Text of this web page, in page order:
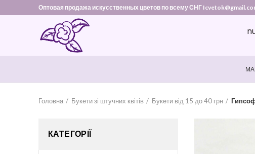
Оптовая продажа искусственных цветов по всему СНГ
Головна Букети зі штучних квітів Букети від 15 до 40 грн
КАТЕГОРІЇ